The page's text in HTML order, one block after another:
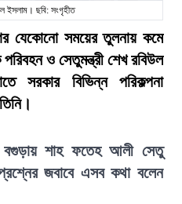
ইসলাম। ছবি: সংগৃহীত
যেকোনো সময়ের তুলনায় কমে
ও সেতুমন্ত্রী শেখ রবিউল
বিভিন্ন পরিকল্পনা
বগুড়ায় শাহ ফতেহ আলী সেতু
জবাবে এসব কথা বলেন